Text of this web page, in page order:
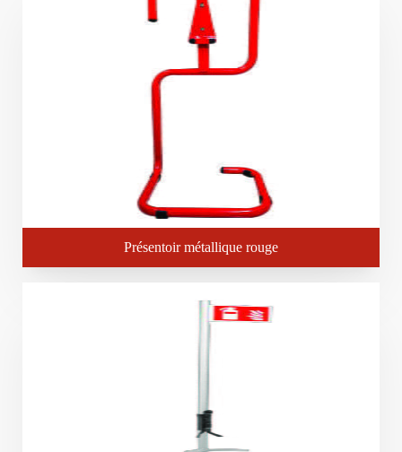
Présentoir métallique rouge